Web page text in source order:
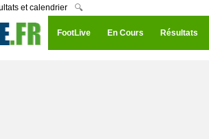
et calendrier 🔍
FootLive En Cours Résultats